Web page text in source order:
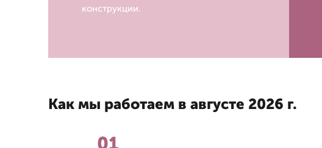
конструкции.
Как мы работаем в августе 2026 г.
01